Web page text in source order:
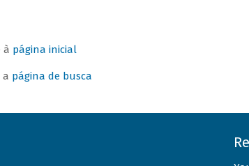
à página inicial
a página de busca